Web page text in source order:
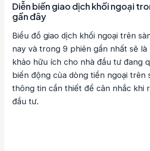
Diễn biến giao dịch khối ngoại
gần đây
Biểu đồ giao dịch khối ngoại trên
nay và trong 9 phiên gần nhất sẽ
khảo hữu ích cho nhà đầu tư đang
biến động của dòng tiền ngoại trên
thông tin cần thiết để cân nhắc khi
đầu tư.